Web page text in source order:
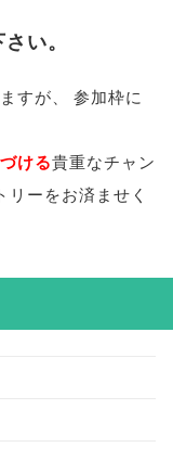
さい。
すが
参加枠に
ける貴重なチャン
リーをお済ませく